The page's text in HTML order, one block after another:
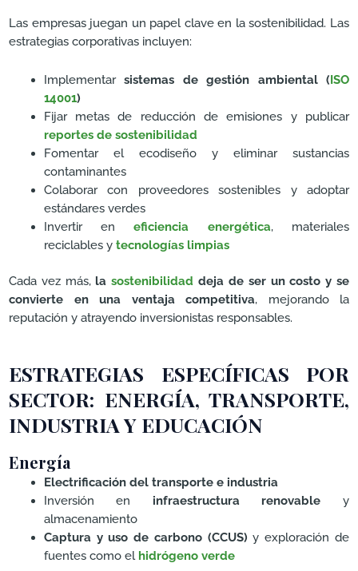
Las empresas juegan un papel clave en la sostenibilidad. Las
estrategias corporativas incluyen:
Implementarsistemas de gestión ambiental (ISO
14001)
Fijar metas de reducción de emisiones y publicar
reportes de sostenibilidad
Fomentar el ecodiseño y eliminar sustancias
contaminantes
Colaborar con proveedores sostenibles y adoptar
estándares verdes
Invertir eneficiencia energética, materiales
reciclables ytecnologías limpias
Cada vez más, la sostenibilidaddeja de ser un costo y se
convierte en una ventaja competitiva, mejorando la
reputación y atrayendo inversionistas responsables.
ESTRATEGIAS ESPECÍFICAS POR
SECTOR: ENERGÍA, TRANSPORTE,
INDUSTRIA Y EDUCACIÓN
Energía
Electrificación del transporte e industria
Inversión en infraestructura renovable y
almacenamiento
Captura y uso de carbono (CCUS) y exploración de
fuentes como el hidrógeno verde